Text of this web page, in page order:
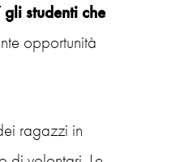
studenti che
opportunità
ragazzi in